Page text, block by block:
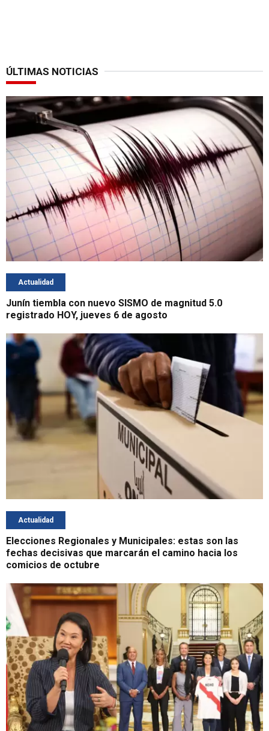
ÚLTIMAS NOTICIAS
Actualidad
Junín tiembla con nuevo SISMO de magnitud 5.0
registrado HOY, jueves 6 de agosto
Actualidad
Elecciones Regionales y Municipales: estas son las
fechas decisivas que marcarán el camino hacia los
comicios de octubre